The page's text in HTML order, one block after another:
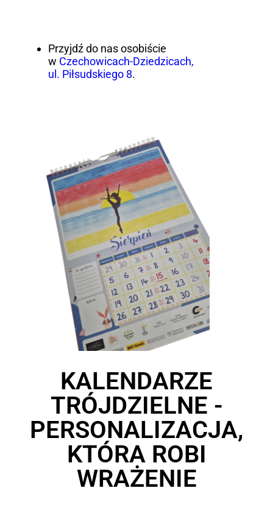
Przyjdź do nas osobiście
w Czechowicach-Dziedzicach,
ul. Piłsudskiego 8.
KALENDARZE
TRÓJDZIELNE -
PERSONALIZACJA,
KTÓRA ROBI
WRAŻENIE